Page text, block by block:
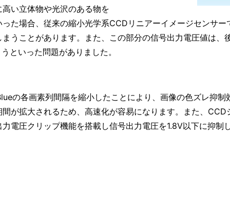
い立体物や光沢のある物を
た場合、従来の縮小光学系CCDリニアーイメージセンサ
うことがあります。また、この部分の信号出力電圧値は
といった問題がありました。
の各画素列間隔を縮小したことにより、画像の色ズレ抑
が拡大されるため、高速化が容易になります。また、
電圧クリップ機能を搭載し信号出力電圧を1.8V以下に抑制